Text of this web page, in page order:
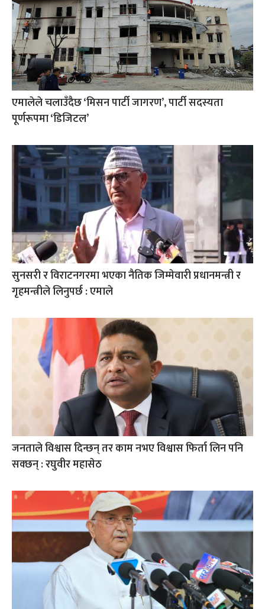
एमालेले चलाउँदैछ ‘मिसन पार्टी जागरण’, पार्टी सदस्यता
पूर्णरूपमा ‘डिजिटल’
सुनसरी र विराटनगरमा भएका नैतिक जिम्मेवारी प्रधानमन्त्री र
गृहमन्त्रीले लिनुपर्छ : एमाले
जनताले विश्वास दिन्छन् तर काम नभए विश्वास फिर्ता लिन पनि
सक्छन् : रघुवीर महासेठ